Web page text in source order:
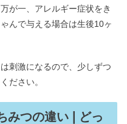
が一、アレルギー症状をき
んで与える場合は生後10ヶ
刺激になるので、少しずつ
ださい。
みつの違い❘どっ